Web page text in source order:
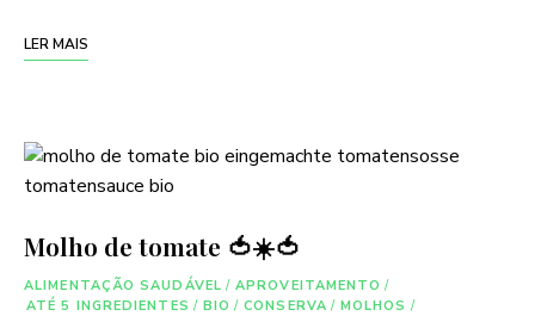
LER MAIS
Molho de tomate 🍅☀️🍅
ALIMENTAÇÃO SAUDÁVEL / APROVEITAMENTO /
ATÉ 5 INGREDIENTES / BIO / CONSERVA / MOLHOS /